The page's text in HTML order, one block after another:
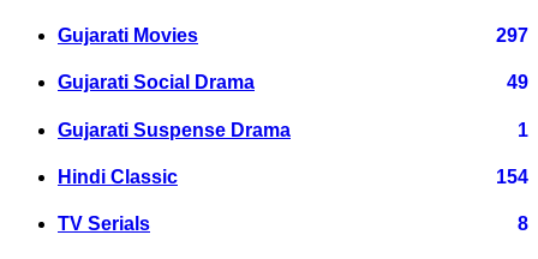
Gujarati Movies 297
Gujarati Social Drama 49
Gujarati Suspense Drama 1
Hindi Classic 154
TV Serials 8